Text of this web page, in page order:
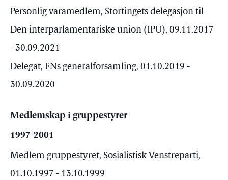
Personlig varamedlem, Stortingets delegasjon til
Den interparlamentariske union (IPU), 09.11.2017
- 30.09.2021
Delegat, FNs generalforsamling, 01.10.2019 -
30.09.2020
Medlemskap i gruppestyrer
1997-2001
Medlem gruppestyret, Sosialistisk Venstreparti,
01.10.1997 - 13.10.1999